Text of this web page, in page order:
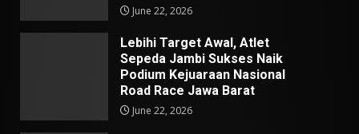
June 22, 2026
Lebihi Target Awal, Atlet
Sepeda Jambi Sukses Naik
Podium Kejuaraan Nasional
Road Race Jawa Barat
June 22, 2026